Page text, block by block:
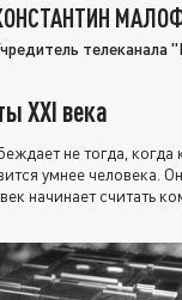
телеканала
XXI века
не тогда, когда
умнее человека.
начинает считать